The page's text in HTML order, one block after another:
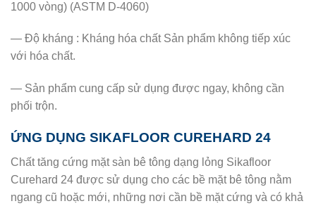
1000 vòng) (ASTM D-4060)
— Độ kháng : Kháng hóa chất Sản phẩm không tiếp xúc
với hóa chất.
— Sản phẩm cung cấp sử dụng được ngay, không cần
phối trộn.
ỨNG DỤNG SIKAFLOOR CUREHARD 24
Chất tăng cứng mặt sàn bê tông dạng lỏng Sikafloor
Curehard 24 được sử dụng cho các bề mặt bê tông nằm
ngang cũ hoặc mới, những nơi cần bề mặt cứng và có khả